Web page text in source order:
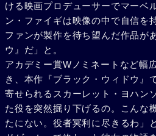
ける映画プロデューサーでマーベ
ン・ファイギは映像の中で自信を
ファンが製作を待ち望んだ作品が
ウ』だ」と。
アカデミー賞Wノミネートなど幅
き、本作『ブラック・ウィドウ』
寄せられるスカーレット・ヨハン
た役を突然掘り下げるの。こんな
たにない。役者冥利に尽きるわ」